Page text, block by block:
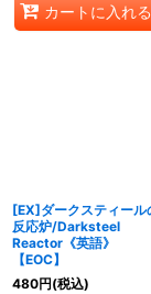
カートに入れる
[EX]ダークスティール
反応炉/Darksteel
Reactor《英語》
【EOC】
480円(税込)